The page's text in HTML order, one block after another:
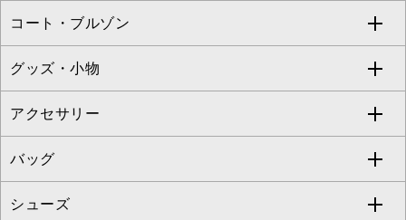
カーディガン
アンサンブルセット
ベスト・ジレ
パーカー
タンクトップ・キャミソール
チュニック
ジャンパースカート
その他のワンピース・ドレス
クロップド・半端丈パンツ
ガウチョ・ワイドパンツ
ハーフ・ショート丈パンツ
サロペット・オールインワン
その他のパンツ
ロング・マキシ丈スカート
ひざ丈スカート
ミモレ丈スカート
ショート・ミニ丈スカート
その他のスカート
すべてのジャケット・スーツ
テーラードジャケット
ノーカラージャケット
セットアップ
セットアップジャケット
コート・ブルゾン
すべてのコート・ブルゾン
トレンチコート
ピーコート
ダッフルコート
グッズ・小物
すべてのグッズ・小物
マスク
ストール・マフラー・スヌード
アクセサリー
すべてのアクセサリー
ネックレス
バッグ
すべてのバッグ
シューズ